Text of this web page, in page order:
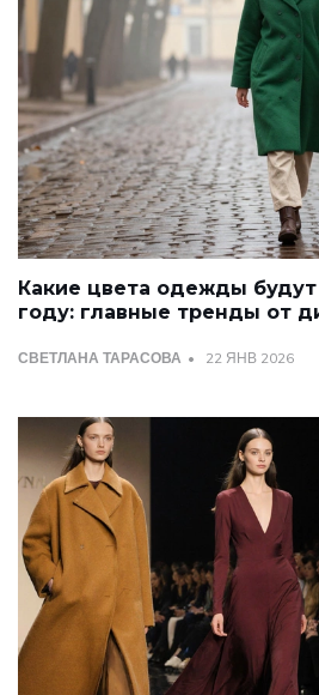
Какие цвета одежды
году: главные тренды от
СВЕТЛАНА ТАРАСОВА 22 ЯНВ 2026